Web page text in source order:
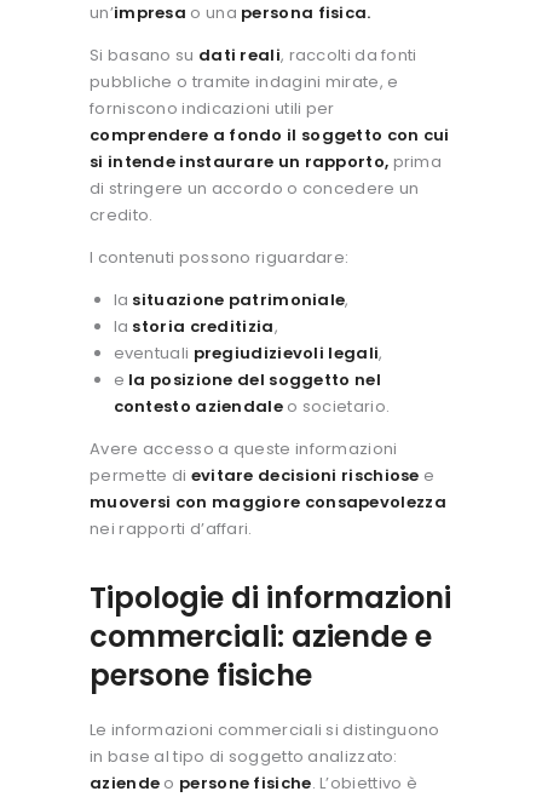
un’impresa o una persona fisica.
Si basano su dati reali, raccolti da fonti
pubbliche o tramite indagini mirate, e
forniscono indicazioni utili per
comprendere a fondo il soggetto con cui
si intende instaurare un rapporto, prima
di stringere un accordo o concedere un
credito.
I contenuti possono riguardare:
la situazione patrimoniale,
la storia creditizia,
eventuali pregiudizievoli legali,
e la posizione del soggetto nel
contesto aziendaleo societario.
Avere accesso a queste informazioni
permette di evitare decisioni rischiose e
muoversi con maggiore consapevolezza
nei rapporti d’affari.
Tipologie di informazioni
commerciali: aziende e
persone fisiche
Le informazioni commerciali si distinguono
in base al tipo di soggetto analizzato:
aziende o persone fisiche. L’obiettivo è